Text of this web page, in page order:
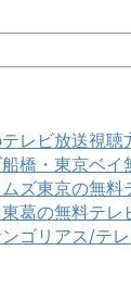
レビ放送視聴
橋・東京ベ
ズ東京の無
葛の無料テレ
ゴリアス/テ